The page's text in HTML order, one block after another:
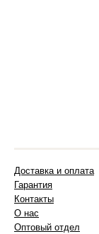
Доставка и оплата
Гарантия
Контакты
О нас
Оптовый отдел